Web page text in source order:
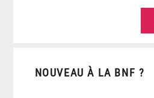
NOUVEAU À LA BNF ?